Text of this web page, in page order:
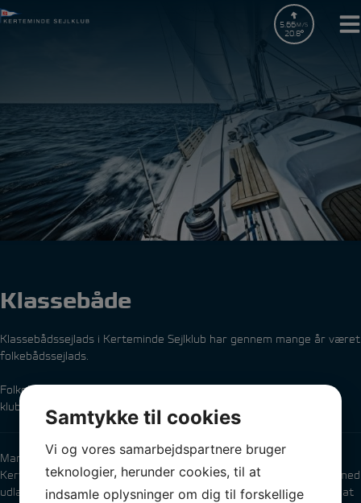
Hop
til
5.66M/S
20.8
Klassebåde
Klassebådssejlads i Kerteminde Sejlklub har gennem mange år været
folkebådssejlads.
Folkebådene blev bygget i Kerteminde og har sat sit præg på
klubben i årtier.
Mange danmarksmesterskaber og Guldpokaler er vundet af
Kertemindesejlere, og hver onsdag i sæsonen sejles to sejladser med
udlagte mærker og dygtige officials, men det gælder ikke kun om at
Samtykke til cookies
Vi og vores samarbejdspartnere bruger
teknologier, herunder cookies, til at
indsamle oplysninger om dig til forskellige